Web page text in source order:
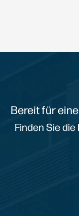
Bereit für
Finden Sie